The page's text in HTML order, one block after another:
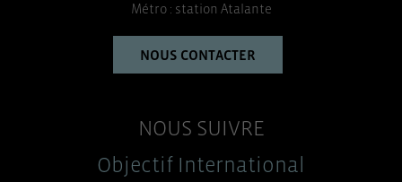
Métro : station Atalante
NOUS CONTACTER
NOUS SUIVRE
Objectif International